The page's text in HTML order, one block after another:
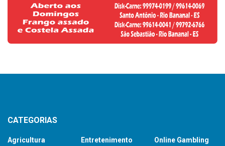
CATEGORIAS
Agricultura
Entretenimento
Online Gambling